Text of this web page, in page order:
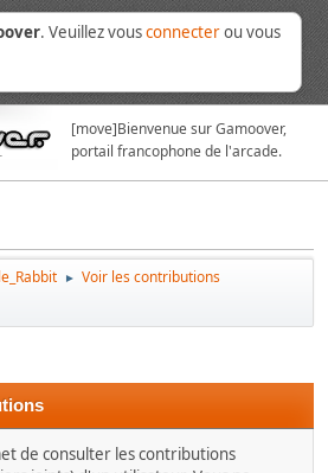
. Veuillez vousconnecterou vous
[move]Bienvenue sur Gamoover,
portail francophone de l'arcade.
► Voir les contributions
de consulter les contributions